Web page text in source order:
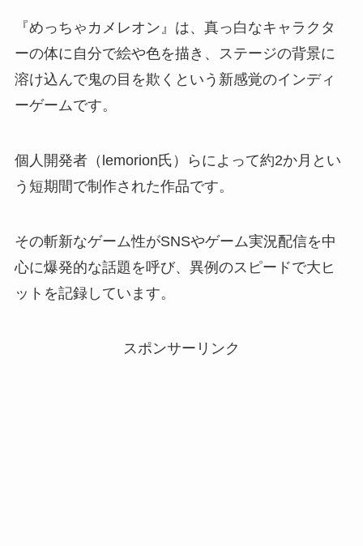
『めっちゃカメレオン』は、真っ白なキャラクタ
ーの体に自分で絵や色を描き、ステージの背景に
溶け込んで鬼の目を欺くという新感覚のインディ
ーゲームです。
個人開発者（lemorion氏）らによって約2か月とい
う短期間で制作された作品です。
その斬新なゲーム性がSNSやゲーム実況配信を中
心に爆発的な話題を呼び、異例のスピードで大ヒ
ットを記録しています。
スポンサーリンク